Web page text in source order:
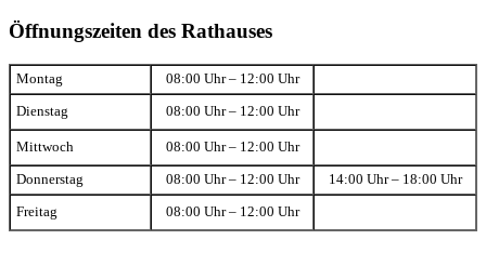
Öffnungszeiten des Rathauses
Montag 08:00 Uhr – 12:00 Uhr
Dienstag 08:00 Uhr – 12:00 Uhr
Mittwoch 08:00 Uhr – 12:00 Uhr
Donnerstag 08:00 Uhr – 12:00 Uhr 14:00 Uhr – 18:00 Uhr
Freitag 08:00 Uhr – 12:00 Uhr